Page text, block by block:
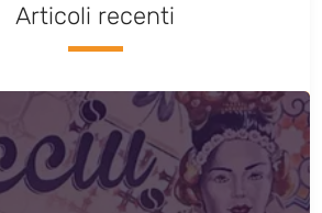
Articoli recenti